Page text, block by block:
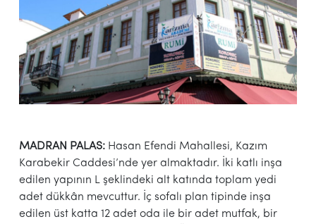
MADRAN PALAS: Hasan Efendi Mahallesi, Kazım
Karabekir Caddesi’nde yer almaktadır. İki katlı inşa
edilen yapının L şeklindeki alt katında toplam yedi
adet dükkân mevcuttur. İç sofalı plan tipinde inşa
edilen üst katta 12 adet oda ile bir adet mutfak, bir